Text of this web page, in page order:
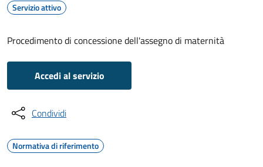
Servizio attivo
Procedimento di concessione dell'assegno di maternità
Accedi al servizio
Condividi
Normativa di riferimento